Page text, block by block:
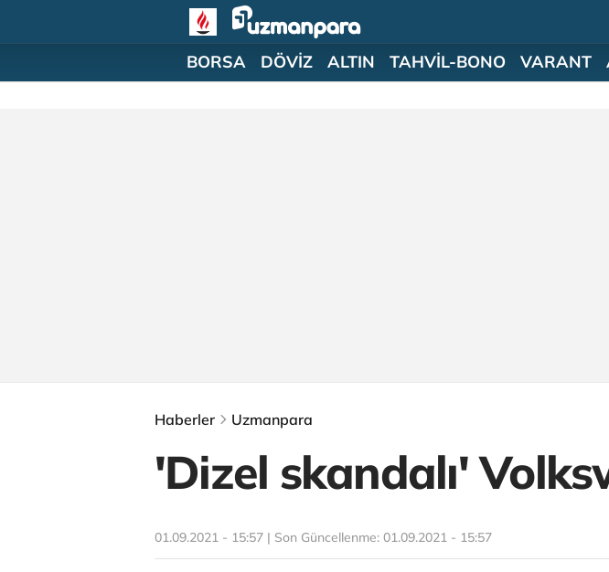
BORSA DÖVİZ ALTIN TAHVİL-BONO VARANT
Haberler Uzmanpara
'Dizel skandalı'
01.09.2021 - 15:57 | Son Güncellenme: 01.09.2021 - 15:57